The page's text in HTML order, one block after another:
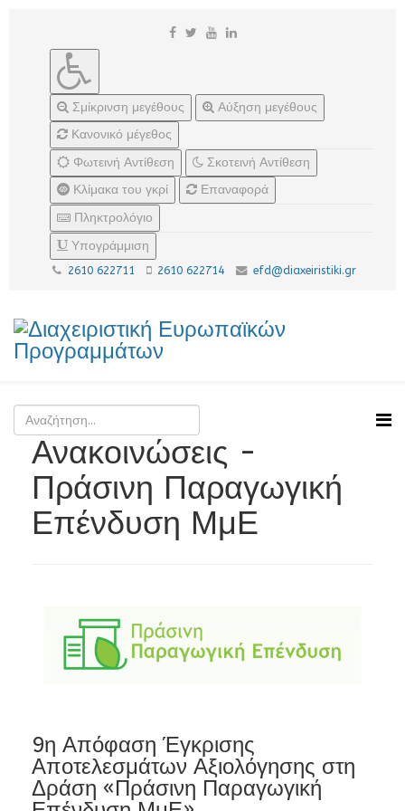
Σμίκρινση μεγέθους
Αύξηση μεγέθους
Κανονικό μέγεθος
Φωτεινή Αντίθεση
Σκοτεινή Αντίθεση
Κλίμακα του γκρί
Επαναφορά
Πληκτρολόγιο
Υπογράμμιση
2610 622711 2610 622714 efd@diaxeiristiki.gr
Ανακοινώσεις -
Πράσινη Παραγωγική
Επένδυση ΜμΕ
9η Απόφαση Έγκρισης
Αποτελεσμάτων Αξιολόγησης στη
Δράση «Πράσινη Παραγωγική